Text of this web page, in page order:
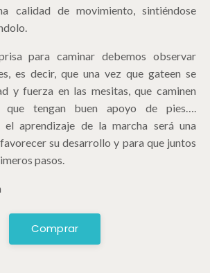
calidad de movimiento, sintiéndose
para caminar debemos observar
es decir, que una vez que gateen se
y fuerza en las mesitas, que caminen
tengan buen apoyo de pies….
el aprendizaje de la marcha será una
su desarrollo y para que juntos
pasos.
Comprar